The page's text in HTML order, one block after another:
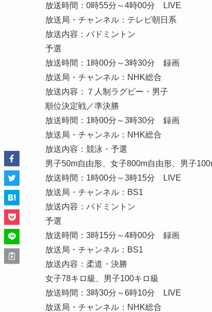
放送時間：0時55分～4時00分 LIVE
放送局・チャンネル：テレビ朝日系
放送内容：バドミントン
予選
放送時間：1時00分～3時30分 録画
放送局・チャンネル：NHK総合
放送内容：７人制ラグビー・男子
順位決定戦／準決勝
放送時間：1時00分～3時30分 録画
放送局・チャンネル：NHK総合
放送内容：競泳・予選
男子50m自由形、女子800m自由形、男子
放送時間：1時00分～3時15分 LIVE
放送局・チャンネル：BS1
放送内容：バドミントン
予選
放送時間：3時15分～4時00分 録画
放送局・チャンネル：BS1
放送内容：柔道・決勝
女子78キロ級、男子100キロ級
放送時間：3時30分～6時10分 LIVE
放送局・チャンネル：NHK総合